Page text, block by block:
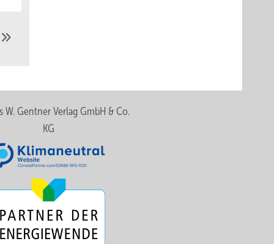
W. Gentner Verlag GmbH & Co.
KG